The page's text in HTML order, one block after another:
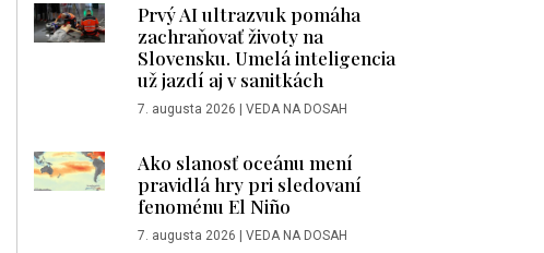
Prvý AI ultrazvuk pomáha
zachraňovať životy na
Slovensku. Umelá inteligencia
už jazdí aj v sanitkách
7. augusta 2026 | VEDA NA DOSAH
Ako slanosť oceánu mení
pravidlá hry pri sledovaní
fenoménu El Niño
7. augusta 2026 | VEDA NA DOSAH